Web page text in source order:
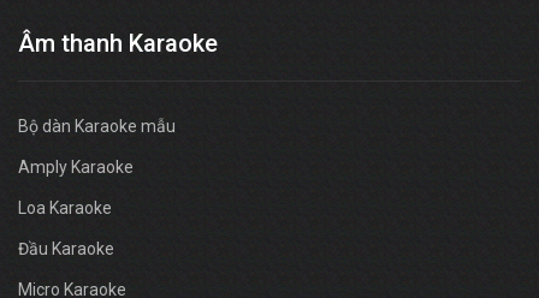
Âm thanh Karaoke
Bộ dàn Karaoke mẫu
Amply Karaoke
Loa Karaoke
Đầu Karaoke
Micro Karaoke